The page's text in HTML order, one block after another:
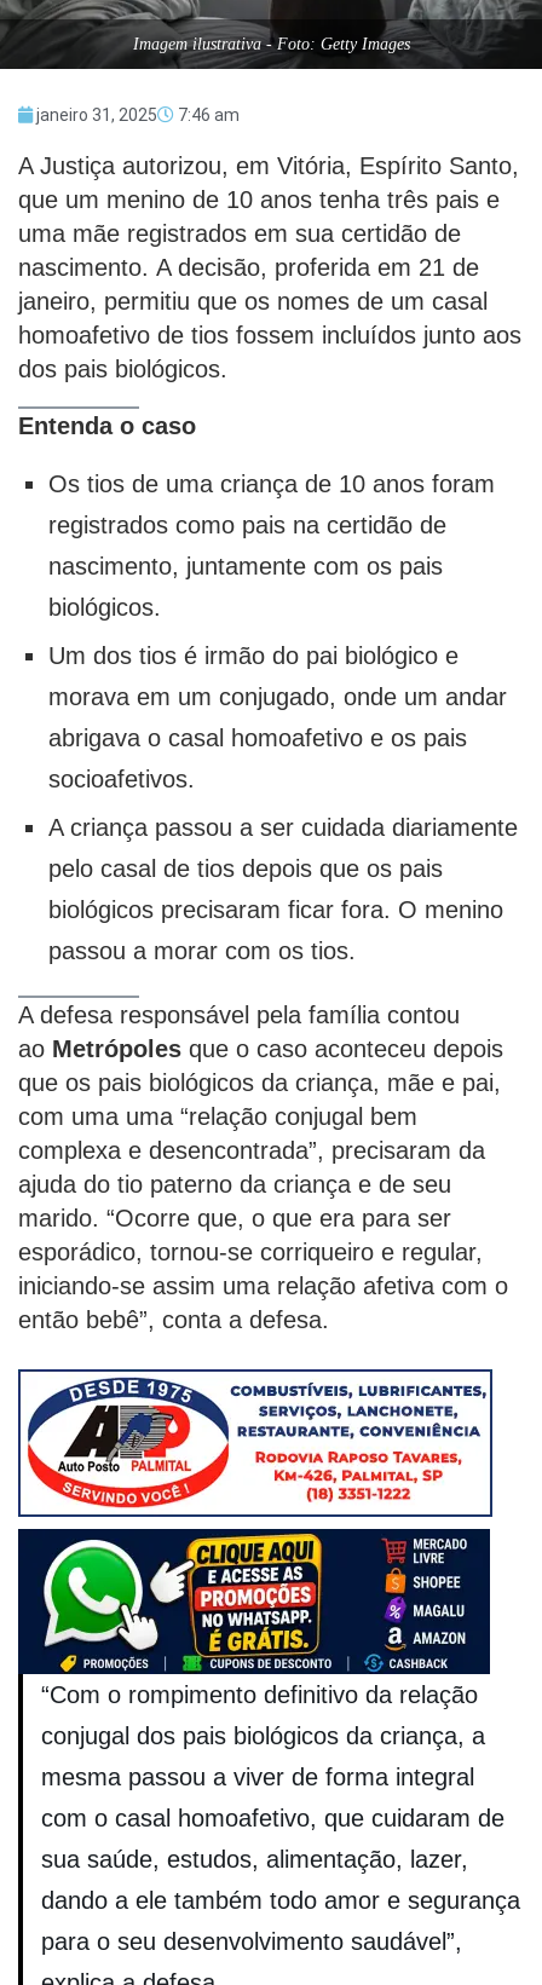
Imagem ilustrativa - Foto: Getty Images
janeiro 31, 2025 7:46 am
A Justiça autorizou, em Vitória, Espírito Santo,
que um menino de 10 anos tenha três pais e
uma mãe registrados em sua certidão de
nascimento. A decisão, proferida em 21 de
janeiro, permitiu que os nomes de um casal
homoafetivo de tios fossem incluídos junto aos
dos pais biológicos.
Entenda o caso
Os tios de uma criança de 10 anos foram
registrados como pais na certidão de
nascimento, juntamente com os pais
biológicos.
Um dos tios é irmão do pai biológico e
morava em um conjugado, onde um andar
abrigava o casal homoafetivo e os pais
socioafetivos.
A criança passou a ser cuidada diariamente
pelo casal de tios depois que os pais
biológicos precisaram ficar fora. O menino
passou a morar com os tios.
A defesa responsável pela família contou
ao Metrópoles que o caso aconteceu depois
que os pais biológicos da criança, mãe e pai,
com uma uma “relação conjugal bem
complexa e desencontrada”, precisaram da
ajuda do tio paterno da criança e de seu
marido. “Ocorre que, o que era para ser
esporádico, tornou-se corriqueiro e regular,
iniciando-se assim uma relação afetiva com o
então bebê”, conta a defesa.
“Com o rompimento definitivo da relação
conjugal dos pais biológicos da criança, a
mesma passou a viver de forma integral
com o casal homoafetivo, que cuidaram de
sua saúde, estudos, alimentação, lazer,
dando a ele também todo amor e segurança
para o seu desenvolvimento saudável”,